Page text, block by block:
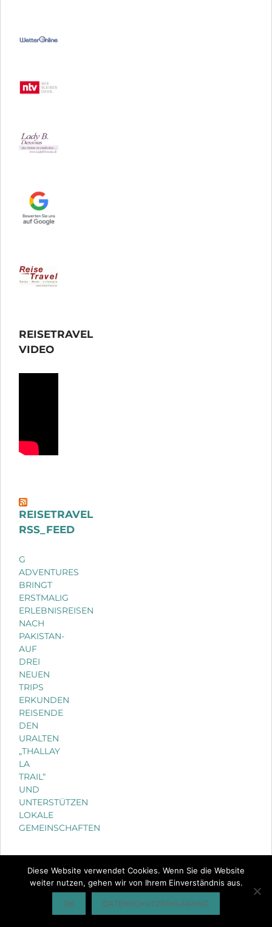
REISETRAVEL
VIDEO
REISETRAVEL
RSS_FEED
G
ADVENTURES
BRINGT
ERSTMALIG
ERLEBNISREISEN
NACH
PAKISTAN-
AUF
DREI
NEUEN
TRIPS
ERKUNDEN
REISENDE
DEN
URALTEN
„THALLAY
LA
TRAIL“
UND
UNTERSTÜTZEN
LOKALE
GEMEINSCHAFTEN
PROMIS
Diese Website verwendet Cookies. Wenn Sie die Website
weiter nutzen, gehen wir von Ihrem Einverständnis aus.
OK DATENSCHUTZERKLÄRUNG